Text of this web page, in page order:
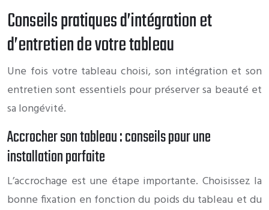
Conseils pratiques d’intégration et
d’entretien de votre tableau
Une fois votre tableau choisi, son intégration et son
entretien sont essentiels pour préserver sa beauté et
sa longévité.
Accrocher son tableau : conseils pour une
installation parfaite
L’accrochage est une étape importante. Choisissez la
bonne fixation en fonction du poids du tableau et du